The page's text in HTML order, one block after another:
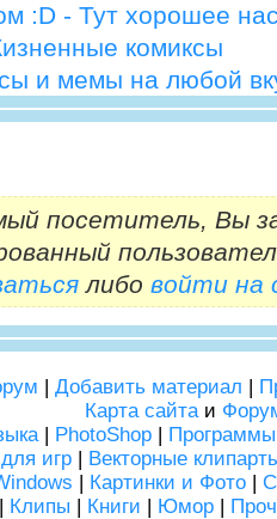
:D - Тут хорошее
комиксы
и мемы на любой
посетитель, Вы
либо войти на
| Добавить материал |
Карта сайтаи
| PhotoShop | Программы
игр | Векторные
| Картинки и Фото|
| Клипы | Книги | Юмор |